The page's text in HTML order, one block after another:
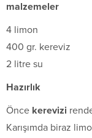
malzemeler
4 limon
400 gr. kereviz
2 litre su
Hazırlık
Önce kerevizi
Karışımda biraz